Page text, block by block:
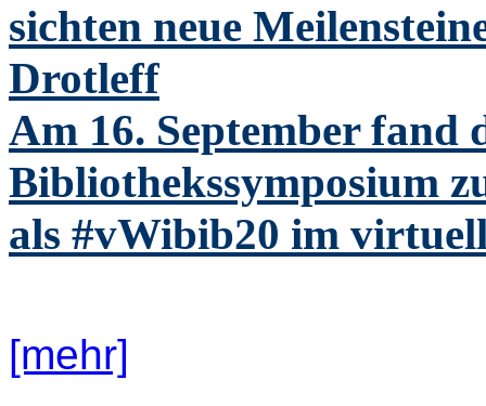
sichten neue
Drotleff
Am 16. September fand
Bibliothekssymposium
als #vWibib20 im
[mehr]